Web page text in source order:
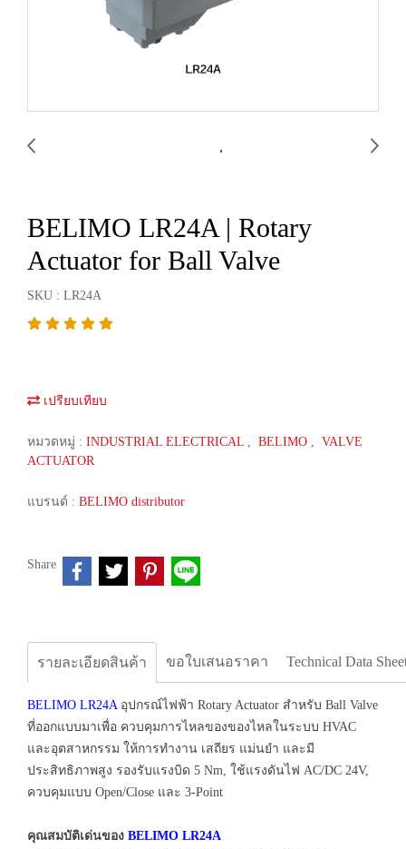
BELIMO LR24A | Rotary
Actuator for Ball Valve
SKU : LR24A
เปรียบเทียบ
หมวดหมู่ : INDUSTRIAL ELECTRICAL , BELIMO , VALVE
ACTUATOR
แบรนด์ : BELIMO distributor
Share
รายละเอียดสินค้า ขอใบเสนอราคา Technical Data
BELIMO LR24A อุปกรณ์ไฟฟ้า Rotary Actuator สำหรับ Ball Valve
ที่ออกแบบมาเพื่อ ควบคุมการไหลของของไหลในระบบ HVAC
และอุตสาหกรรม ให้การทำงาน เสถียร แม่นยำ และมี
ประสิทธิภาพสูง รองรับแรงบิด 5 Nm, ใช้แรงดันไฟ AC/DC 24V,
ควบคุมแบบ Open/Close และ 3-Point
คุณสมบัติเด่นของ BELIMO LR24A